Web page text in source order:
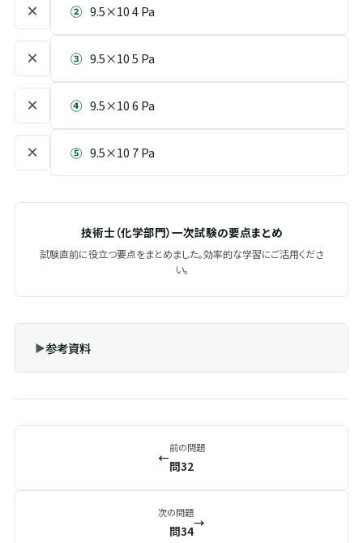
× ② 9.5×10 4 Pa
× ③ 9.5×10 5 Pa
× ④ 9.5×10 6 Pa
× ⑤ 9.5×10 7 Pa
技術士（化学部門）一次試験の要点まとめ
試験直前に役立つ要点をまとめました。効率的な学習にご活用くださ
い。
参考資料
←
前の問題
問32
次の問題
問34
→